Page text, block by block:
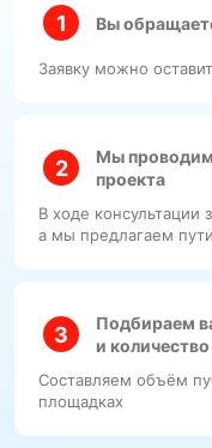
Вы
Заявку можно
Мы проводим
проекта
В ходе консультации
а мы предлагаем
Подбираем
и
Составляем объём
площадках